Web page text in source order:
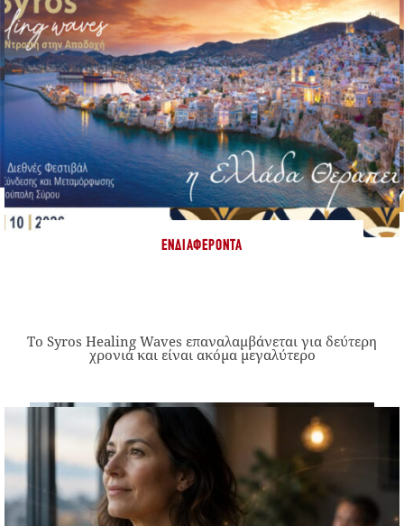
ΕΝΔΙΑΦΈΡΟΝΤΑ
Το Syros Healing Waves επαναλαμβάνεται για δεύτερη
χρονιά και είναι ακόμα μεγαλύτερο